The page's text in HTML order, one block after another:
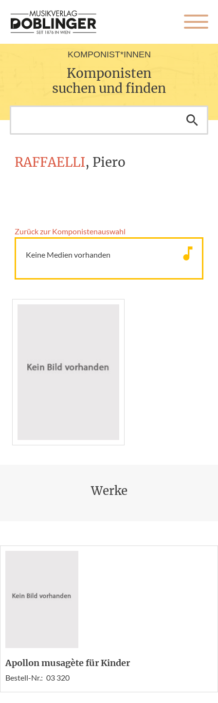
KOMPONIST*INNEN
Komponisten
suchen und finden
RAFFAELLI, Piero
Zurück zur Komponisten­auswahl
Keine Medien vorhanden
Werke
Apollon musagète für Kinder
Bestell-Nr.: 03 320